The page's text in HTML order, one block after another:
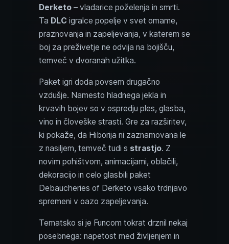
Derketo – vladarice poželenja in smrti.
Ta DLC igralce popelje v svet omame,
praznovanja in zapeljevanja, v katerem se
boj za preživetje ne odvija na bojišču,
temveč v dvoranah užitka.
Paket igri doda povsem drugačno
vzdušje. Namesto hladnega jekla in
krvavih bojev so v ospredju ples, glasba,
vino in človeške strasti. Gre za razširitev,
ki pokaže, da Hiborija ni zaznamovana le
z nasiljem, temveč tudi s strastjo. Z
novim pohištvom, animacijami, oblačili,
dekoracijo in celo glasbili paket
Debaucheries of Derketo vsako trdnjavo
spremeni v oazo zapeljevanja.
Tematsko si je Funcom tokrat drznil nekaj
posebnega: napetost med življenjem in